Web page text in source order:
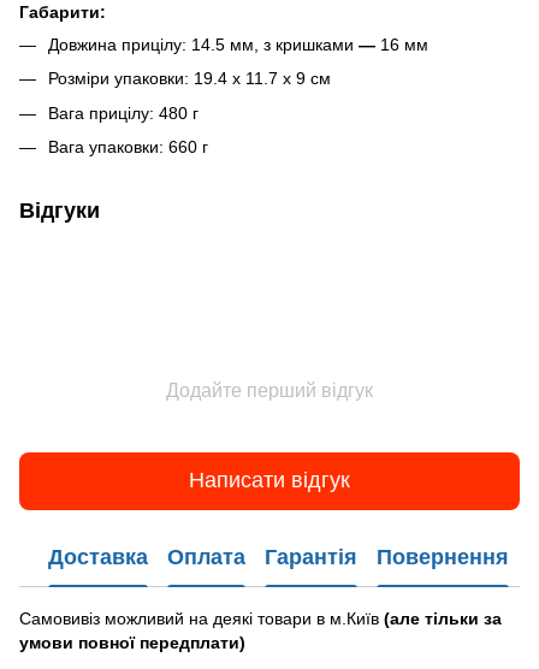
Габарити:
Довжина прицілу: 14.5 мм, з кришками — 16 мм
Розміри упаковки: 19.4 х 11.7 х 9 см
Вага прицілу: 480 г
Вага упаковки: 660 г
Відгуки
Додайте перший відгук
Написати відгук
Доставка Оплата Гарантія Повернення
Самовивіз можливий на деякі товари в м.Київ (але тільки за
умови повної передплати)